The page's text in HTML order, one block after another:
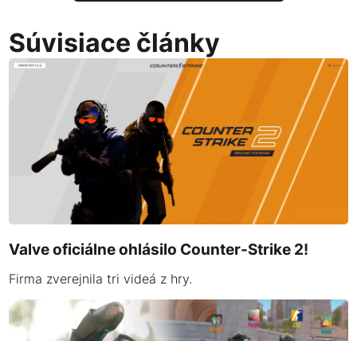
Súvisiace články
Valve oficiálne ohlásilo Counter-Strike 2!
Firma zverejnila tri videá z hry.